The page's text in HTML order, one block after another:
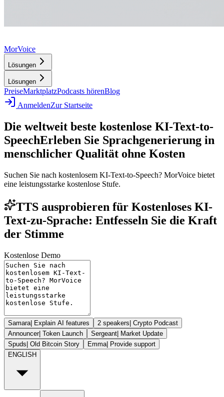
MorVoice
Lösungen
Lösungen
PreiseMarktplatzPodcasts hörenBlog
AnmeldenZur Startseite
Die weltweit beste kostenlose KI-Text-to-
SpeechErleben Sie Sprachgenerierung in
menschlicher Qualität ohne Kosten
Suchen Sie nach kostenlosem KI-Text-to-Speech? MorVoice bietet
eine leistungsstarke kostenlose Stufe.
TTS ausprobieren für Kostenloses KI-
Text-zu-Sprache: Entfesseln Sie die Kraft
der Stimme
Kostenlose Demo
Samara| Explain AI features 2 speakers| Crypto Podcast
Announcer| Token Launch Sergeant| Market Update
Spuds| Old Bitcoin Story Emma| Provide support
ENGLISH